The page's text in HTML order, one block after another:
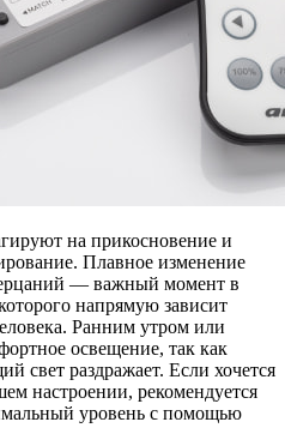
на прикосновение и
Плавное изменение
— важный момент в
напрямую зависит
Ранним утром или
освещение, так как
свет раздражает. Если хочется
настроении, рекомендуется
уровень с помощью